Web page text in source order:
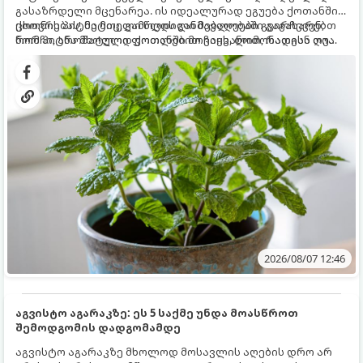
გასაზრდელი მცენარეა. ის იდეალურად ეგუება ქოთანში
ცხოვრებას, მეტიც, გამოცდილი მებაღეები გვირჩევენ,
რომ პიტნა მხოლოდ ქოთანში მოვიყვანოთ, რადგან ღია
გრუნტში (ბაღში) დარგვისას ის ფესვებით ძალიან
სწრაფად ვრცელდება და სხვა მცენარეებს ავიწროებს.
ქოთნის პიტნა მთელი წლის განმავლობაში გაგახარებთ
ნორჩი, არომატული ფოთლებით ჩაის, ლიმონათისა თუ
კერძებისთვის.
2026/08/07 12:46
აგვისტო აგარაკზე: ეს 5 საქმე უნდა მოასწროთ
შემოდგომის დადგომამდე
აგვისტო აგარაკზე მხოლოდ მოსავლის აღების დრო არ